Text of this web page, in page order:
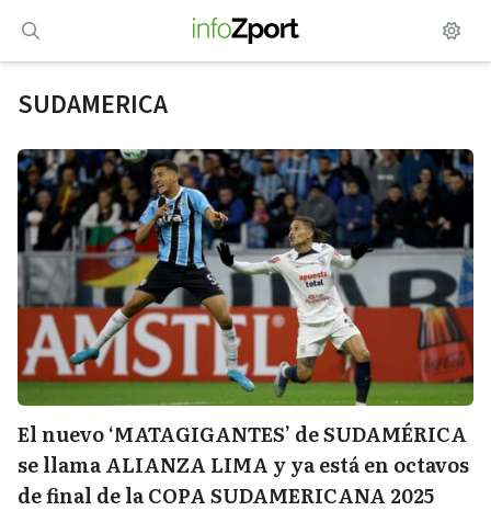
contenido
SUDAMERICA
El nuevo ‘MATAGIGANTES’ de SUDAMÉRICA
se llama ALIANZA LIMA y ya está en octavos
de final de la COPA SUDAMERICANA 2025